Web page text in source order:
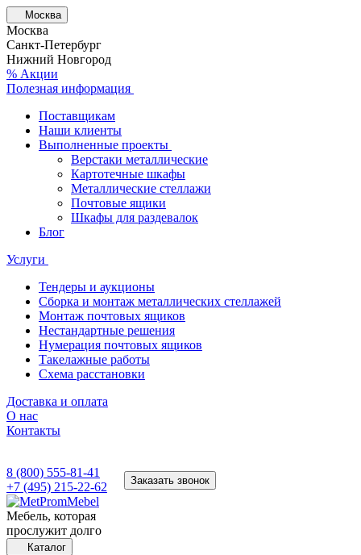
Москва
Москва
Санкт-Петербург
Нижний Новгород
% Акции
Полезная информация
Поставщикам
Наши клиенты
Выполненные проекты
Верстаки металлические
Картотечные шкафы
Металлические стеллажи
Почтовые ящики
Шкафы для раздевалок
Блог
Услуги
Тендеры и аукционы
Сборка и монтаж металлических стеллажей
Монтаж почтовых ящиков
Нестандартные решения
Нумерация почтовых ящиков
Такелажные работы
Схема расстановки
Доставка и оплата
О нас
Контакты
8 (800) 555-81-41
+7 (495) 215-22-62
Заказать звонок
Мебель, которая
прослужит долго
Каталог